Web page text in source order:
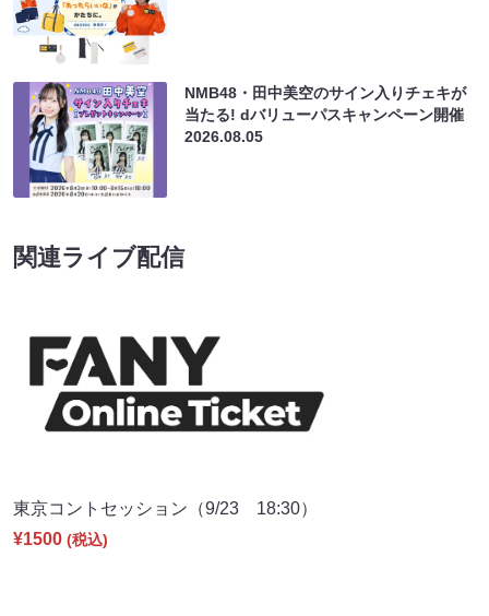
NMB48・田中美空のサイン入りチェキが
当たる! dバリューパスキャンペーン開催
2026.08.05
関連ライブ配信
東京コントセッション（9/23 18:30）
¥1500 (税込)